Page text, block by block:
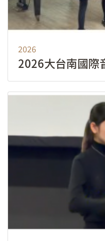
2026
2026大台南國